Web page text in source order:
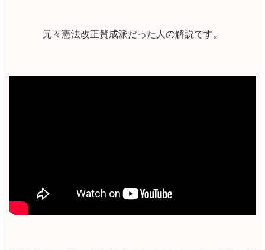
元々憲法改正賛成派だった人の解説です。